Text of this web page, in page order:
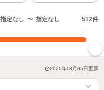
指定なし 〜 指定なし 512件
2026年08月05日更新